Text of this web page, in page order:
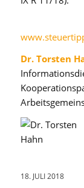
Dr. Torsten
18. JULI 2018